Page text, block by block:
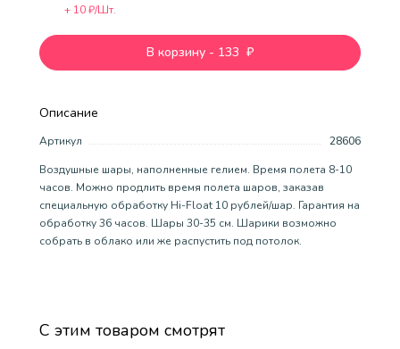
Описание
Артикул
28606
Воздушные шары, наполненные гелием. Время полета 8-10
часов. Можно продлить время полета шаров, заказав
специальную обработку Hi-Float 10 рублей/шар. Гарантия на
обработку 36 часов. Шары 30-35 см. Шарики возможно
собрать в облако или же распустить под потолок.
+ 10₽/Шт.
В корзину - 133 ₽
С этим товаром смотрят